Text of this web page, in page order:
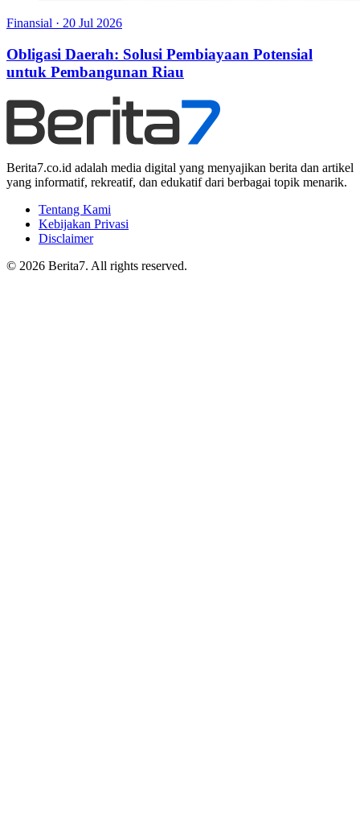
Finansial · 20 Jul 2026
Obligasi Daerah: Solusi Pembiayaan Potensial
untuk Pembangunan Riau
Berita7.co.id adalah media digital yang menyajikan berita dan artikel
yang informatif, rekreatif, dan edukatif dari berbagai topik menarik.
Tentang Kami
Kebijakan Privasi
Disclaimer
© 2026 Berita7. All rights reserved.